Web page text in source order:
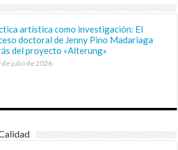
artística como investigación: El
doctoral de Jenny Pino Madariaga
del proyecto «Alterung»
de julio de 2026